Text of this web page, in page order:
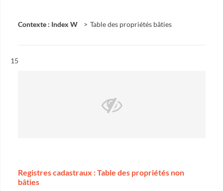
Contexte : Index W Table des propriétés bâties
Résultat n°
15
Registres cadastraux : Table des propriétés non
bâties